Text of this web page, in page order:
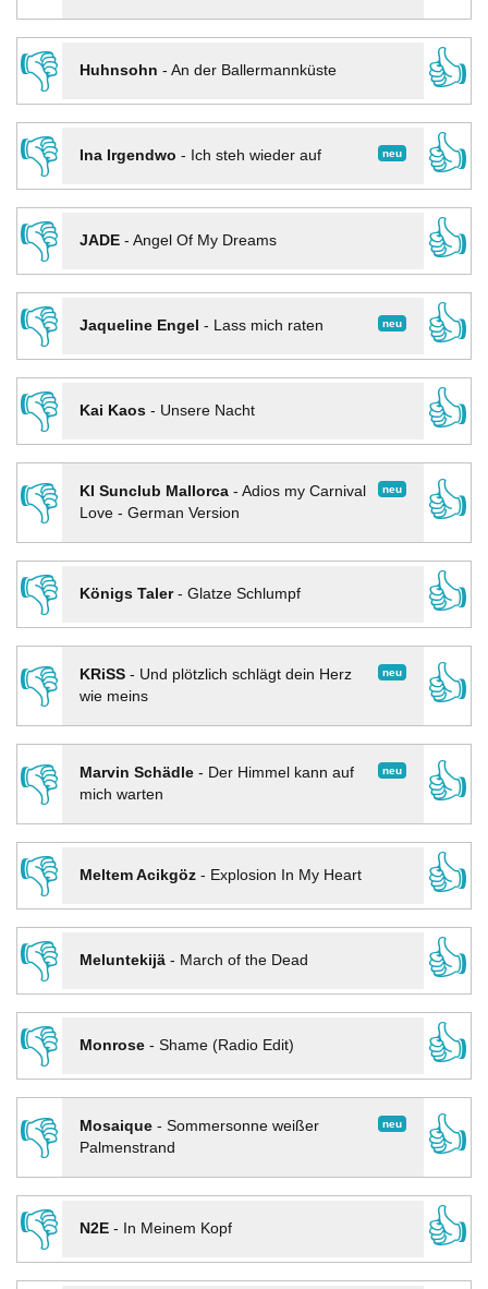
👎
Huhnsohn - An der Ballermannküste
👍
👎
neu
Ina Irgendwo - Ich steh wieder auf
👍
👎
JADE- Angel Of My Dreams
👍
👎
neu
Jaqueline Engel - Lass mich raten
👍
👎
Kai Kaos- Unsere Nacht
👍
👎
neu
KI Sunclub Mallorca- Adios my Carnival
Love - German Version
👍
👎
Königs Taler- Glatze Schlumpf
👍
👎
neu
KRiSS- Und plötzlich schlägt dein Herz
wie meins
👍
👎 neu
Marvin Schädle- Der Himmel kann auf
mich warten
👍
👎
Meltem Acikgöz- Explosion In My Heart
👍
👎
Meluntekijä- March of the Dead
👍
👎
Monrose- Shame (Radio Edit)
👍
👎
neu
Mosaique- Sommersonne weißer
Palmenstrand
👍
👎
N2E- In Meinem Kopf
👍